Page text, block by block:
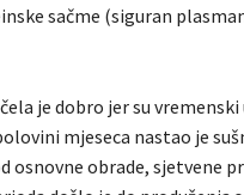
sačme (siguran
je dobro jer su
mjeseca nastao je
osnovne obrade, sjetvene